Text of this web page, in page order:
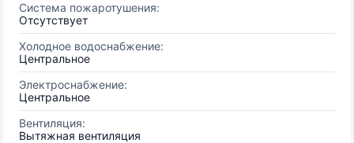
Система пожаротушения:
Отсутствует
Холодное водоснабжение:
Центральное
Электроснабжение:
Центральное
Вентиляция:
Вытяжная вентиляция